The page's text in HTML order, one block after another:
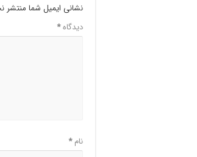
نشانی ایمیل شما منتشر
دیدگاه*
نام*